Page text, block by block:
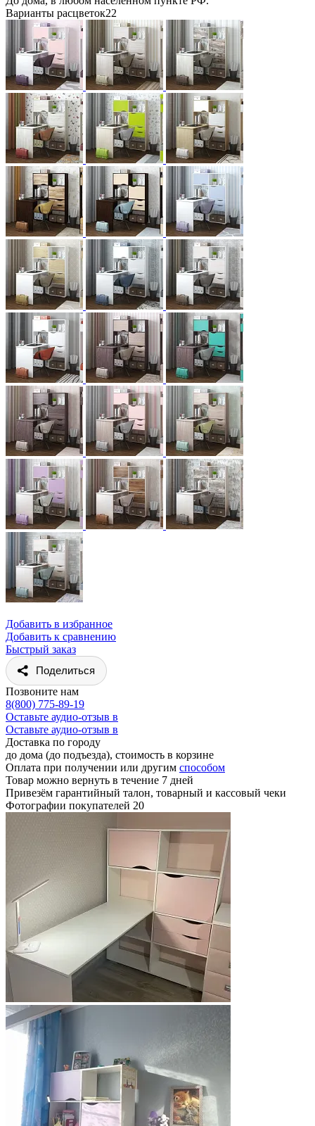
Варианты расцветок22
Добавить в избранное
Добавить к сравнению
Быстрый заказ
Поделиться
Позвоните нам
8(800) 775-89-19
Оставьте аудио-отзыв в
Оставьте аудио-отзыв в
Доставка по городу
до дома (до подъезда), стоимость в корзине
Оплата при получении или другим способом
Товар можно вернуть в течение 7 дней
Привезём гарантийный талон, товарный и кассовый чеки
Фотографии покупателей 20